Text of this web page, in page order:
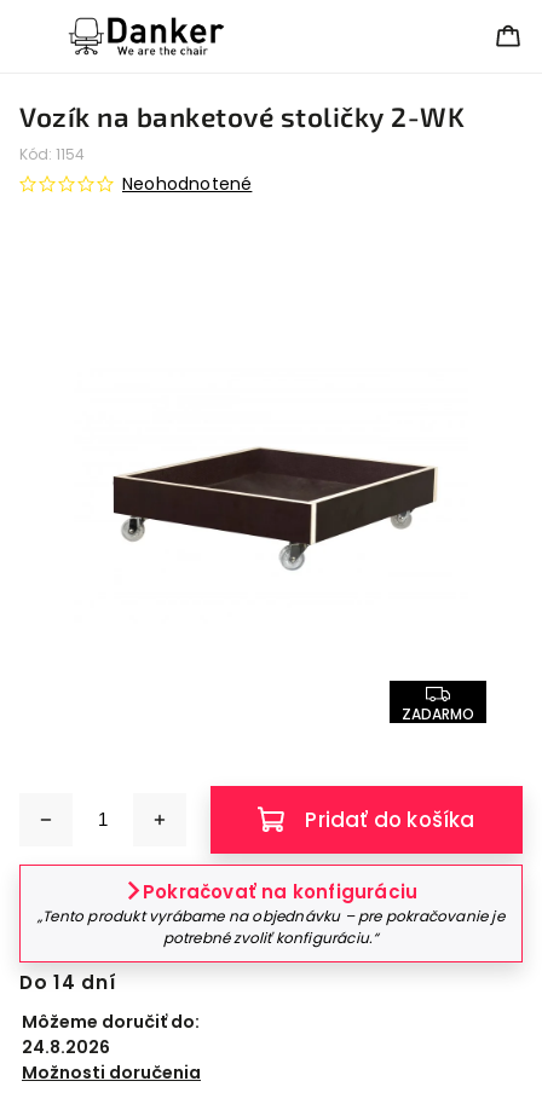
Vozík na banketové stoličky 2-WK
Kód: 1154
Neohodnotené
ZADARMO
Do 14 dní
Môžeme doručiť do:
24.8.2026
Možnosti doručenia
Pokračovať na konfiguráciu
„Tento produkt vyrábame na objednávku – pre pokračovanie je
potrebné zvoliť konfiguráciu.“
Pridať do košíka